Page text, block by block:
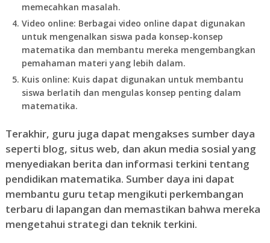
memecahkan masalah.
Video online: Berbagai video online dapat digunakan
untuk mengenalkan siswa pada konsep-konsep
matematika dan membantu mereka mengembangkan
pemahaman materi yang lebih dalam.
Kuis online: Kuis dapat digunakan untuk membantu
siswa berlatih dan mengulas konsep penting dalam
matematika.
Terakhir, guru juga dapat mengakses sumber daya
seperti blog, situs web, dan akun media sosial yang
menyediakan berita dan informasi terkini tentang
pendidikan matematika. Sumber daya ini dapat
membantu guru tetap mengikuti perkembangan
terbaru di lapangan dan memastikan bahwa mereka
mengetahui strategi dan teknik terkini.